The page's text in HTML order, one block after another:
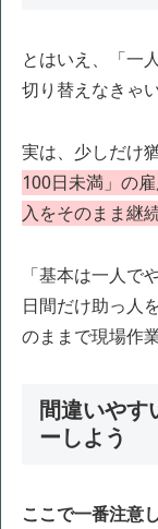
とはいえ、「一
切り替えなきゃ
実は、少しだけ
100日未満」の
入をそのまま継
「基本は一人で
日間だけ助っ人
のままで現場作
間違いやす
ーしよう
ここで一番注意